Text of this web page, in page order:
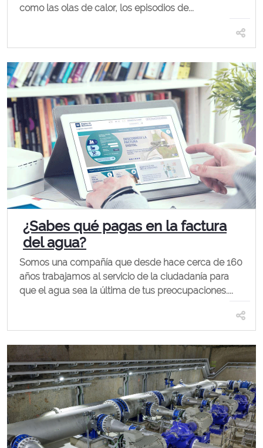
como las olas de calor, los episodios de...
¿Sabes qué pagas en la factura
del agua?
Somos una compañía que desde hace cerca de 160
años trabajamos al servicio de la ciudadanía para
que el agua sea la última de tus preocupaciones....